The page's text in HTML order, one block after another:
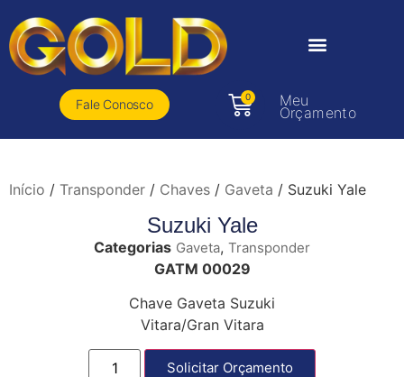
Fale Conosco
0 Meu
Orçamento
Início / Transponder / Chaves / Gaveta / Suzuki Yale
Suzuki Yale
Categorias Gaveta, Transponder
GATM 00029
Chave Gaveta Suzuki
Vitara/Gran Vitara
Solicitar Orçamento